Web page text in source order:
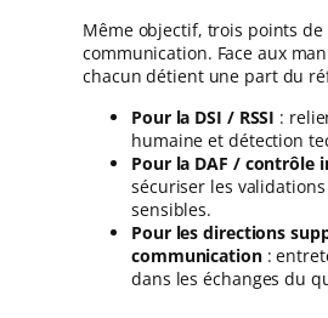
Même objectif, trois points de
communication. Face aux
chacun détient une part du
Pour la DSI / RSSI :
humaine et détection
Pour la DAF / contrôle
sécuriser les
sensibles.
Pour les directions
communication:
dans les échanges du